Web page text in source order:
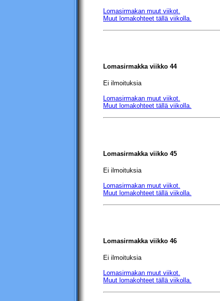
Lomasirmakan muut viikot.
Muut lomakohteet tällä viikolla.
Lomasirmakka viikko 44
Ei ilmoituksia
Lomasirmakan muut viikot.
Muut lomakohteet tällä viikolla.
Lomasirmakka viikko 45
Ei ilmoituksia
Lomasirmakan muut viikot.
Muut lomakohteet tällä viikolla.
Lomasirmakka viikko 46
Ei ilmoituksia
Lomasirmakan muut viikot.
Muut lomakohteet tällä viikolla.